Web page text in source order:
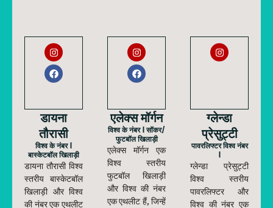
डायना
तौरासी
विश्व के नंबर 1
बास्केटबॉल खिलाड़ी
डायना तौरासी विश्व
स्तरीय बास्केटबॉल
खिलाड़ी और विश्व
की नंबर एक एथलीट
एलेक्स मॉर्गन
विश्व के नंबर 1 सॉकर/
फुटबॉल खिलाड़ी
एलेक्स मॉर्गन एक
विश्व स्तरीय
फुटबॉल खिलाड़ी
और विश्व की नंबर
एक एथलीट हैं, जिन्हें
ग्लेन्डा
प्रेसुट्टी
पावरलिफ्टर विश्व नंबर
1
ग्लेन्डा प्रेसुट्टी
विश्व स्तरीय
पावरलिफ्टर और
विश्व की नंबर एक